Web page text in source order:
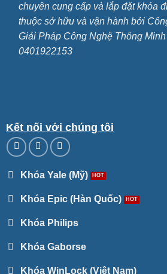
chuyên cung cấp và lắp đặt khóa
thuộc sở hữu và vận hành bởi
Giải Pháp Công Nghệ Thông
0401922153
Kết nối với chúng tôi
Khóa Yale (Mỹ)
Khóa Epic (Hàn Quốc)
Khóa Philips
Khóa Gaborse
Khóa WinLock (Việt Nam)